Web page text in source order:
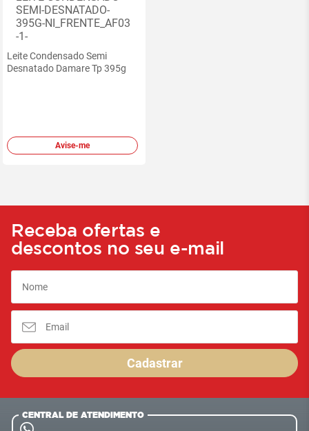
Leite Condensado Semi
Desnatado Damare Tp 395g
Avise-me
Receba ofertas e
descontos no seu e-mail
Cadastrar
CENTRAL DE ATENDIMENTO